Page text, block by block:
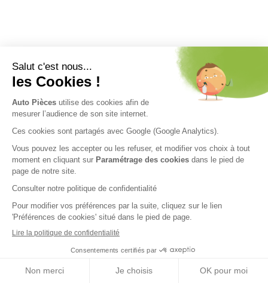
Nos engagements